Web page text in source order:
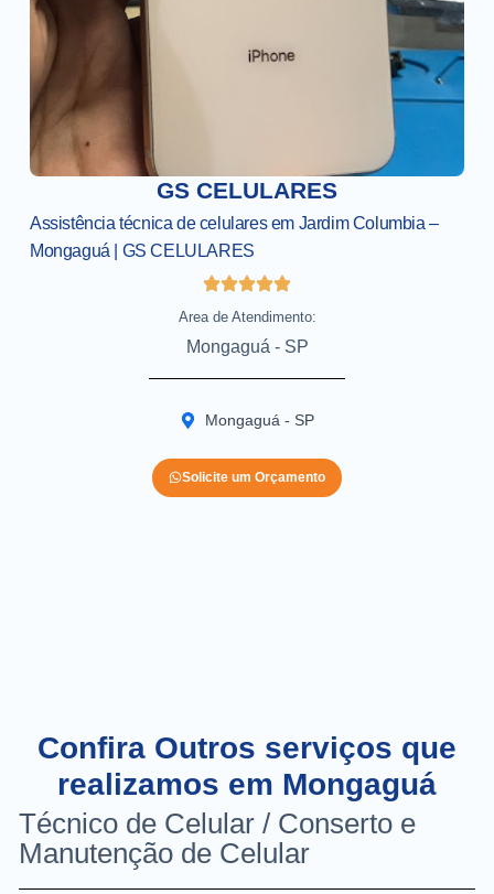
GS CELULARES
Assistência técnica de celulares em Jardim Columbia –
Mongaguá | GS CELULARES
Area de Atendimento:
Mongaguá - SP
Mongaguá - SP
Solicite um Orçamento
Confira Outros serviços que
realizamos em Mongaguá
Técnico de Celular / Conserto e
Manutenção de Celular